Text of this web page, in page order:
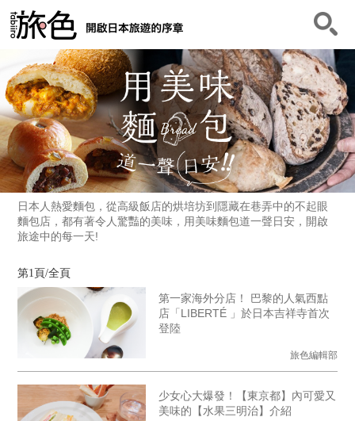
日本人熱愛麵包，從高級飯店的烘培坊到隱藏在巷弄中的不起眼
麵包店，都有著令人驚豔的美味，用美味麵包道一聲日安，開啟
旅途中的每一天!
第1頁/全頁
第一家海外分店！ 巴黎的人氣西點
店「LIBERTÉ 」於日本吉祥寺首次
登陸
旅色編輯部
少女心大爆發！【東京都】內可愛又
美味的【水果三明治】介紹